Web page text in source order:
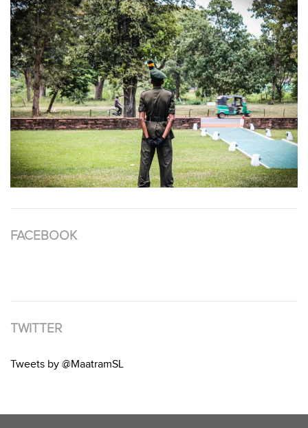
FACEBOOK
TWITTER
Tweets by @MaatramSL